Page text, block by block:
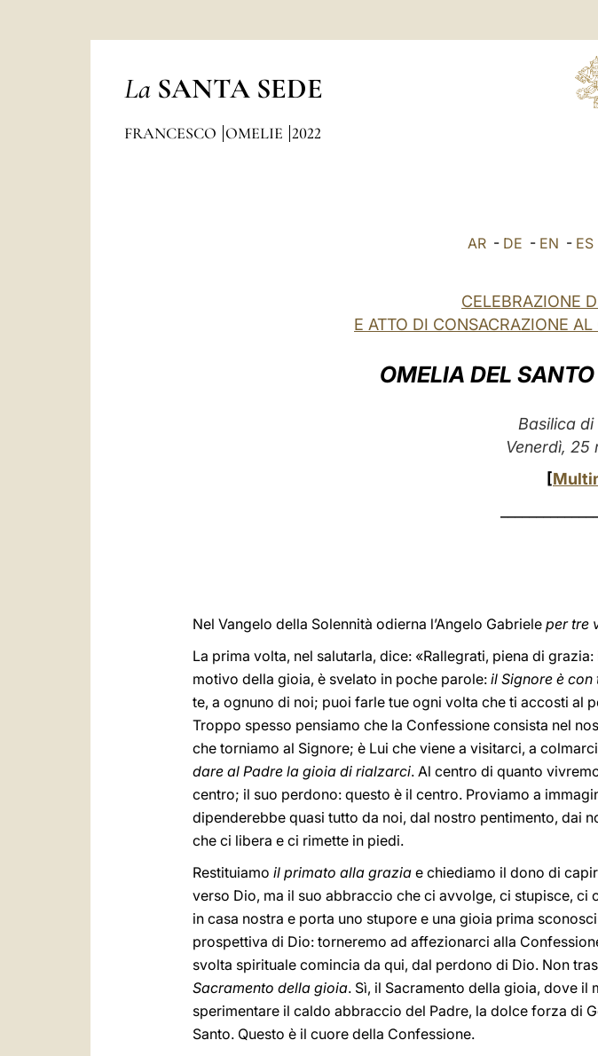
La SANTA SEDE
FRANCESCO OMELIE 2022
AR - DE - EN - ES
CELEBRAZIONE
E ATTO DI CONSACRAZIONE
OMELIA DEL
Basilica di
Venerdì, 25
[
Nel Vangelo della Solennità odierna l’Angelo Gabriele per tre
La prima volta, nel salutarla, dice: «Rallegrati, piena di
motivo della gioia, è svelato in poche parole: il Signore è con
te, a ognuno di noi; puoi farle tue ogni volta che ti accosti al
Troppo spesso pensiamo che la Confessione consista nel
che torniamo al Signore; è Lui che viene a visitarci, a
dare al Padre la gioia di rialzarci. Al centro di quanto
centro; il suo perdono: questo è il centro. Proviamo a
dipenderebbe quasi tutto da noi, dal nostro pentimento, dai
che ci libera e ci rimette in piedi.
Restituiamo il primato alla grazia e chiediamo il dono di
verso Dio, ma il suo abbraccio che ci avvolge, ci stupisce, ci
in casa nostra e porta uno stupore e una gioia prima
prospettiva di Dio: torneremo ad affezionarci alla
svolta spirituale comincia da qui, dal perdono di Dio. Non
Sacramento della gioia. Sì, il Sacramento della gioia, dove il
sperimentare il caldo abbraccio del Padre, la dolce forza di
Santo. Questo è il cuore della Confessione.